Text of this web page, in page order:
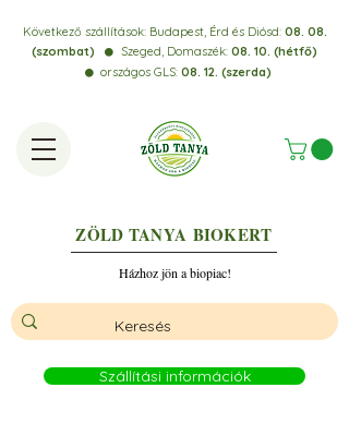
ZÖLD TANYA BIOKERT
Házhoz jön a biopiac!
Következő szállítások: Budapest, Érd és Diósd:08. 08.
(szombat)
⚫️ Szeged, Domaszék: 08. 10. (hétfő)
⚫️ országos GLS: 08. 12. (szerda)
Szállítási információk